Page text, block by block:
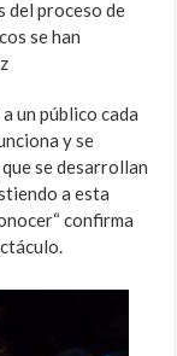
del proceso de
se han
un público cada
y se
se desarrollan
a esta
confirma